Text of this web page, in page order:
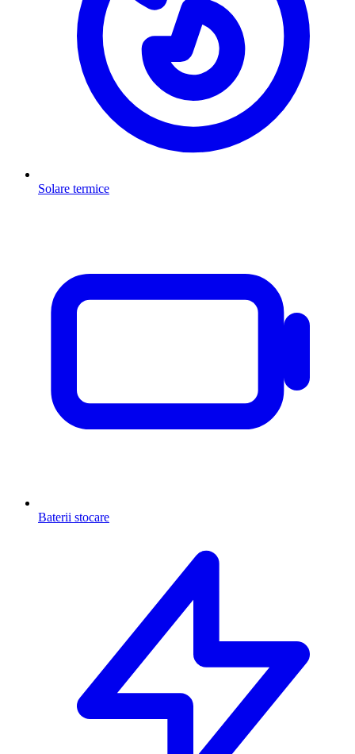
Solare termice
Baterii stocare